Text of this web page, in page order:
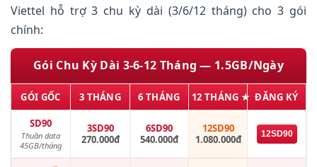
Viettel hỗ trợ 3 chu kỳ dài (3/6/12 tháng) cho 3 gói
chính:
Gói Chu Kỳ Dài 3-6-12 Tháng — 1.5GB/Ngày
GÓI GỐC 3 THÁNG 6 THÁNG 12 THÁNG ★ ĐĂNG KÝ
SD90
Thuần data
45GB/tháng
3SD90
270.000đ
6SD90
540.000đ
12SD90
1.080.000đ
12SD90